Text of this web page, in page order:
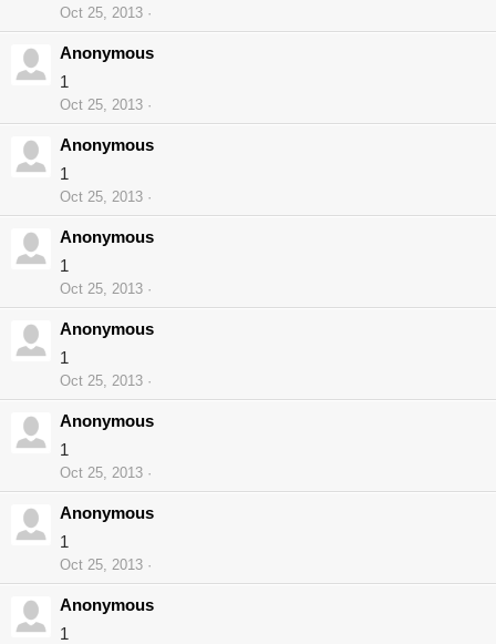
Oct 25, 2013
Anonymous
1
Oct 25, 2013
Anonymous
1
Oct 25, 2013
Anonymous
1
Oct 25, 2013
Anonymous
1
Oct 25, 2013
Anonymous
1
Oct 25, 2013
Anonymous
1
Oct 25, 2013
Anonymous
1